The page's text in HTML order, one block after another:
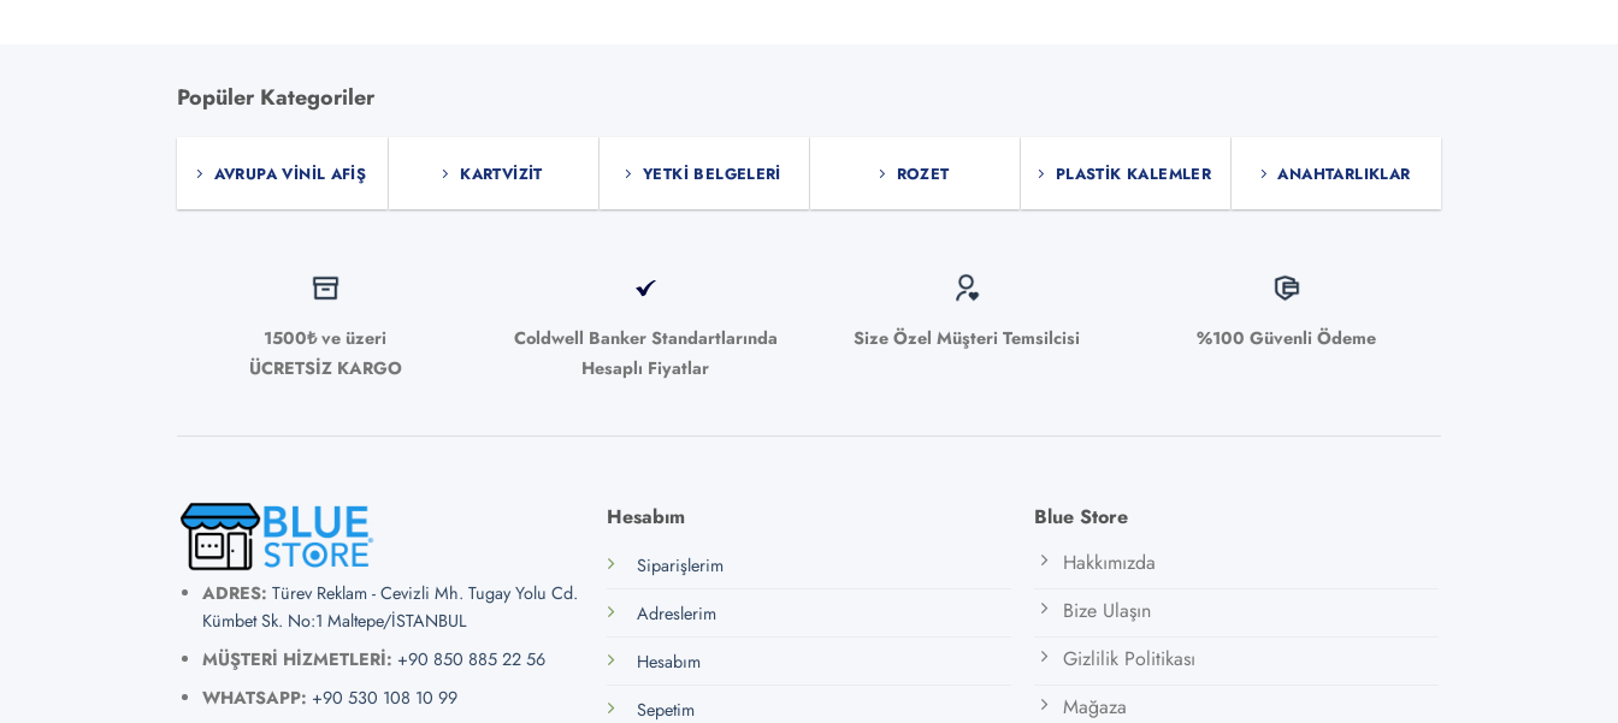
seçilebilir
Popüler Kategoriler
AVRUPA VINIL AFIŞ KARTVIZIT YETKI BELGELERI ROZET PLASTIK KALEMLER ANAHTARLIKLAR
1500₺ ve üzeri
ÜCRETSİZ KARGO
Coldwell Banker Standartlarında
Hesaplı Fiyatlar
Size Özel Müşteri Temsilcisi %100 Güvenli Ödeme
ADRES: Türev Reklam - Cevizli Mh. Tugay Yolu Cd.
Kümbet Sk. No:1 Maltepe/İSTANBUL
MÜŞTERİ HİZMETLERİ: +90 850 885 22 56
WHATSAPP: +90 530 108 10 99
Hesabım
Siparişlerim
Adreslerim
Hesabım
Sepetim
Blue Store
Hakkımızda
Bize Ulaşın
Gizlilik Politikası
Mağaza